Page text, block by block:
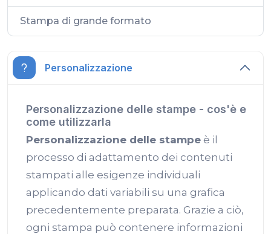
Stampa di grande formato
Personalizzazione
Personalizzazione delle stampe - cos'è e
come utilizzarla
Personalizzazione delle stampe è il
processo di adattamento dei contenuti
stampati alle esigenze individuali
applicando dati variabili su una grafica
precedentemente preparata. Grazie a ciò,
ogni stampa può contenere informazioni